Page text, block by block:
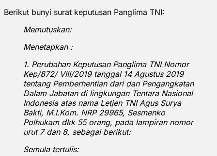
Berikut bunyi surat keputusan Panglima TNI:
Memutuskan:
Menetapkan :
1. Perubahan Keputusan Panglima TNI Nomor
Kep/872/ VIII/2019 tanggal 14 Agustus 2019
tentang Pemberhentian dari dan Pengangkatan
Dalam Jabatan di lingkungan Tentara Nasional
Indonesia atas nama Letjen TNI Agus Surya
Bakti, M.I.Kom. NRP 29965, Sesmenko
Polhukam dkk 55 orang, pada lampiran nomor
urut 7 dan 8, sebagai berikut:
Semula tertulis: